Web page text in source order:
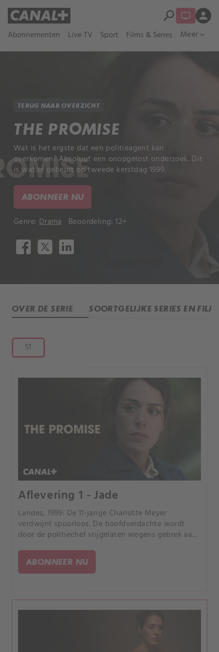
Abonnementen Live TV Sport Films & Series Meer expand_more
search person
TERUG NAAR OVERZICHT
THE PROMISE
Wat is het ergste dat een politieagent kan
overkomen? Absoluut een onopgelost onderzoek. Dit
is wat er gebeurt op tweede kerstdag 1999.
ABONNEER NU
Genre: Drama Beoordeling: 12+
OVER DE SERIE SOORTGELIJKE SERIES EN
S1
Aflevering 1 - Jade
Landes, 1999: De 11-jarige Charlotte Meyer
verdwijnt spoorloos. De hoofdverdachte wordt
door de politiechef vrijgelaten wegens gebrek aan
ABONNEER NU